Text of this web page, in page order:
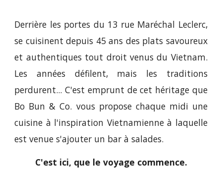
Derrière les portes du 13 rue Maréchal Leclerc,
se cuisinent depuis 45 ans des plats savoureux
et authentiques tout droit venus du Vietnam.
Les années défilent, mais les traditions
perdurent... C'est emprunt de cet héritage que
Bo Bun & Co. vous propose chaque midi une
cuisine à l'inspiration Vietnamienne à laquelle
est venue s'ajouter un bar à salades.
C'est ici, que le voyage commence.